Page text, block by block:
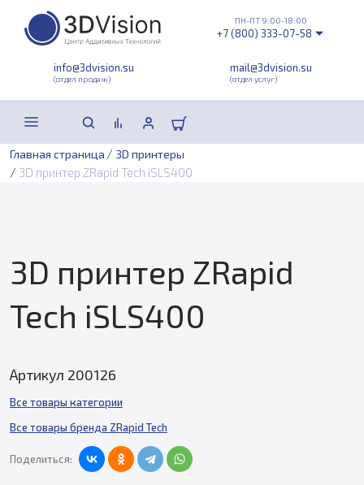
info@3dvision.su
(отдел продаж)
mail@3dvision.su
(отдел услуг)
ПН-ПТ 9:00-18:00
+7 (800) 333-07-58
Главная страница / 3D принтеры
/ 3D принтер ZRapid Tech iSLS400
3D принтер ZRapid
Tech iSLS400
Артикул 200126
Все товары категории
Все товары бренда ZRapid Tech
Поделиться: